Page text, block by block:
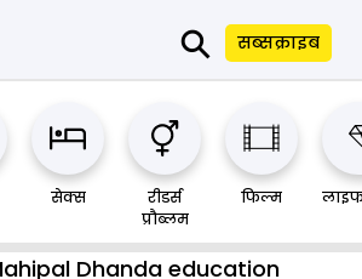
⚲ सब्सक्राइब
सेक्स
रीडर्स
प्रौब्लम
फिल्म
Dhanda education